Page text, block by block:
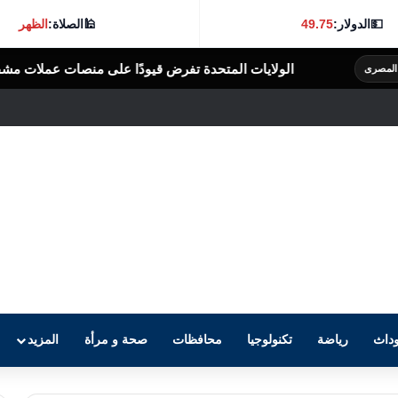
💵الدولار:49.75
🕌الصلاة:الظهر
المتحدة تفرض قيودًا على منصات عملات مشفرة بدعوى دعم جهات
رياضة تكنولوجيا محافظات صحة و مرأة المزيد